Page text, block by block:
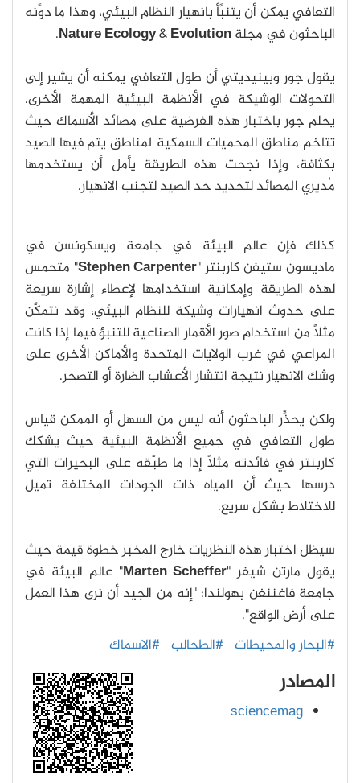
التعافي يمكن أن يتنبَّأ بانهيار النظام البيئي، وهذا ما دوَّنه
الباحثون في مجلة
Nature Ecology&Evolution
.
يقول جور وبينيديتي أن طول التعافي يمكنه أن يشير إلى
التحولات الوشيكة في الأنظمة البيئية المهمة الأخرى.
يحلم جور باختبار هذه الفرضية على مصائد الأسماك حيث
تتاخم مناطق المحميات السمكية لمناطق يتم فيها الصيد
بكثافة، وإذا نجحت هذه الطريقة يأمل أن يستخدمها
مُديري المصائد لتحديد حد الصيد لتجنب الانهيار.
كذلك فإن عالم البيئة في جامعة ويسكونسن في
ماديسون ستيفن كاربنتر "Stephen Carpenter" متحمس
لهذه الطريقة وإمكانية استخدامها لإعطاء إشارة سريعة
على حدوث انهيارات وشيكة للنظام البيئي، وقد نتمكَّن
مثلًا من استخدام صور الأقمار الصناعية للتنبؤ فيما إذا كانت
المراعي في غرب الولايات المتحدة والأماكن الأخرى على
وشك الانهيار نتيجة انتشار الأعشاب الضارة أو التصحر.
ولكن يحذِّر الباحثون أنه ليس من السهل أو الممكن قياس
طول التعافي في جميع الأنظمة البيئية حيث يشكك
كاربنتر في فائدته مثلًا إذا ما طبّقه على البحيرات التي
درسها حيث أن المياه ذات الجودات المختلفة تميل
للاختلاط بشكل سريع.
سيظل اختبار هذه النظريات خارج المخبر خطوة قيمة حيث
يقول مارتن شيفر "Marten Scheffer" عالم البيئة في
جامعة فاغننغن بهولندا: "إنه من الجيد أن نرى هذا العمل
على أرض الواقع".
#البحار والمحيطات #الطحالب #الاسماك
المصادر
sciencemag